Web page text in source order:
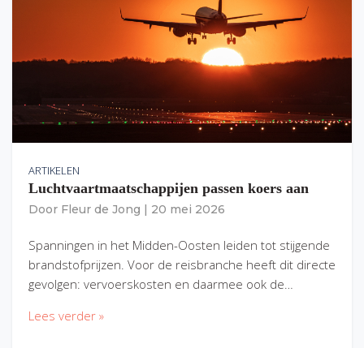
ARTIKELEN
Luchtvaartmaatschappijen passen koers aan
Door Fleur de Jong 20 mei 2026
Spanningen in het Midden-Oosten leiden tot stijgende
brandstofprijzen. Voor de reisbranche heeft dit directe
gevolgen: vervoerskosten en daarmee ook de…
Lees verder »